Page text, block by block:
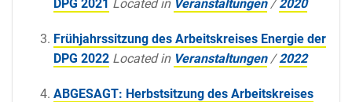
DPG 2021 Located in Veranstaltungen /2020
Frühjahrssitzung des Arbeitskreises Energie der
DPG 2022 Located in Veranstaltungen /2022
ABGESAGT: Herbstsitzung des Arbeitskreises